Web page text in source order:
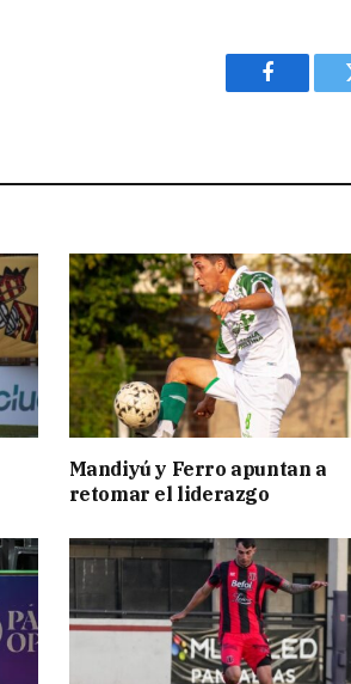
Facebook
Mandiyú y Ferro apuntan a
retomar el liderazgo